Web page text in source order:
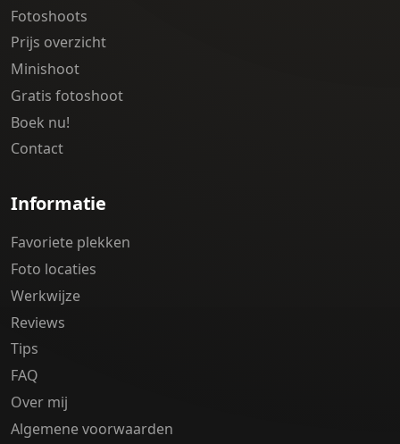
Fotoshoots
Prijs overzicht
Minishoot
Gratis fotoshoot
Boek nu!
Contact
Informatie
Favoriete plekken
Foto locaties
Werkwijze
Reviews
Tips
FAQ
Over mij
Algemene voorwaarden